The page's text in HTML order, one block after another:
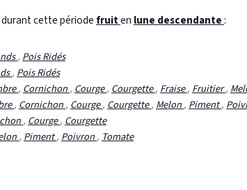
cette période fruiten lune descendante:
, Pois Ridés
, Pois Ridés
, Cornichon, Courge, Courgette, Fraise, Fruitier,
, Cornichon, Courge, Courgette, Melon, Piment,
, Courge, Courgette
, Piment, Poivron, Tomate